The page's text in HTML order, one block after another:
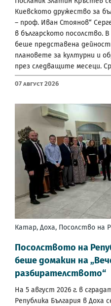
Киевското дружество за
– проф. Иван Стоянов“
в българското посолство.
беше представена
плановете за културни и
през следващите месеци.
07 Август 2026
Катар, Доха, Посолство на
Посолството на
беше домакин на
разбирателството“
На 5 август 2026 г. в
Република България в Доха